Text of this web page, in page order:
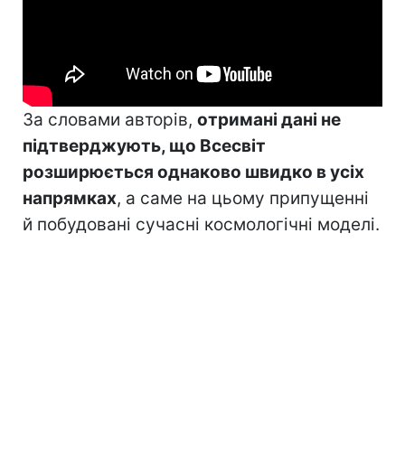
За словами авторів, отримані дані не
підтверджують, що Всесвіт
розширюється однаково швидко в усіх
напрямках, а саме на цьому припущенні
й побудовані сучасні космологічні моделі.